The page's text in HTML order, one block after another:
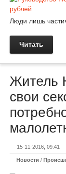
Люди лишь
Читать
Житель
свои
15-11-2016, 09:41
Новости /